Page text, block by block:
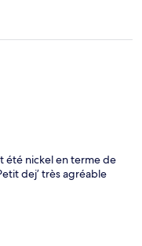
été nickel en terme de
dej’ très agréable